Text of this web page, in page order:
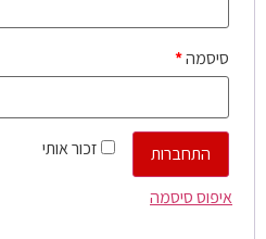
סיסמה*
זכור אותי
התחברות
איפוס סיסמה